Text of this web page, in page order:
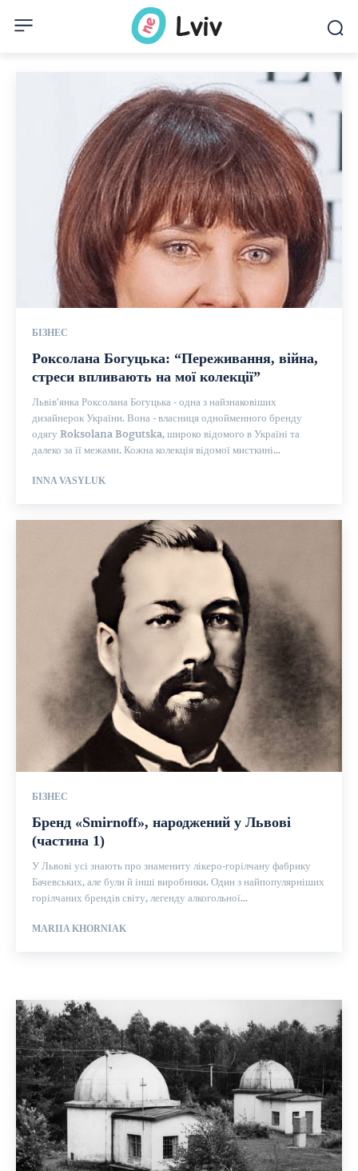
БІЗНЕС
Роксолана Богуцька: “Переживання, війна,
стреси впливають на мої колекції”
Львів'янка Роксолана Богуцька - одна з найзнаковіших
дизайнерок України. Вона - власниця однойменного бренду
одягу Roksolana Bogutska, широко відомого в Україні та
далеко за її межами. Кожна колекція відомої мисткині...
INNA VASYLUK
БІЗНЕС
Бренд «Smirnoff», народжений у Львові
(частина 1)
У Львові усі знають про знамениту лікеро-горілчану фабрику
Бачевських, але були й інші виробники. Один з найпопулярніших
горілчаних брендів світу, легенду алкогольної...
MARIIA KHORNIAK